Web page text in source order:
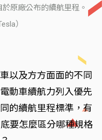
原廠公布的續航里程。
）
以及方方面面的不同
動車續航力列入優先
的續航里程標準，有
要怎麼區分哪種規格